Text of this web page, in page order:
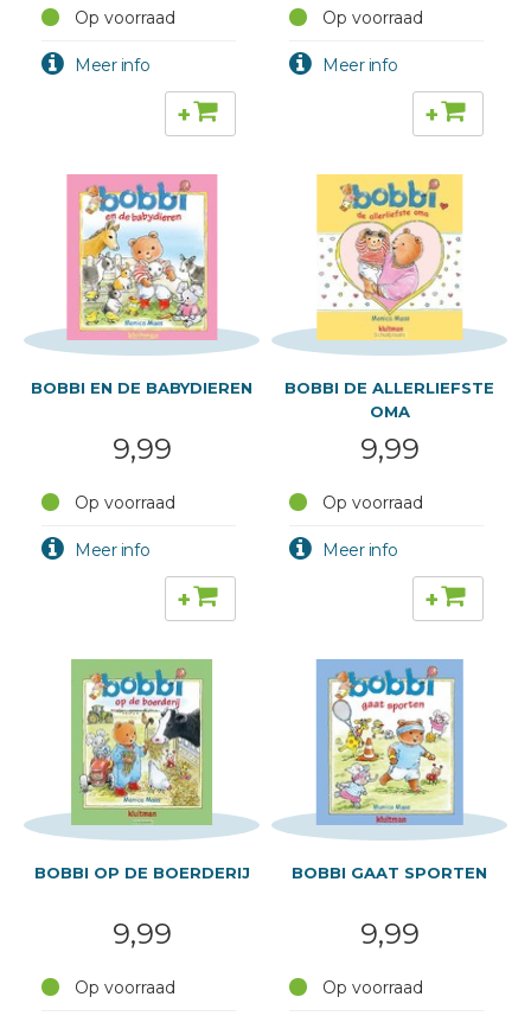
Op voorraad
+
Op voorraad
+
BOBBI EN DE BABYDIEREN
9,99
Op voorraad
+
BOBBI DE ALLERLIEFSTE
OMA
9,99
Op voorraad
+
BOBBI OP DE BOERDERIJ
9,99
Op voorraad
BOBBI GAAT SPORTEN
9,99
Op voorraad